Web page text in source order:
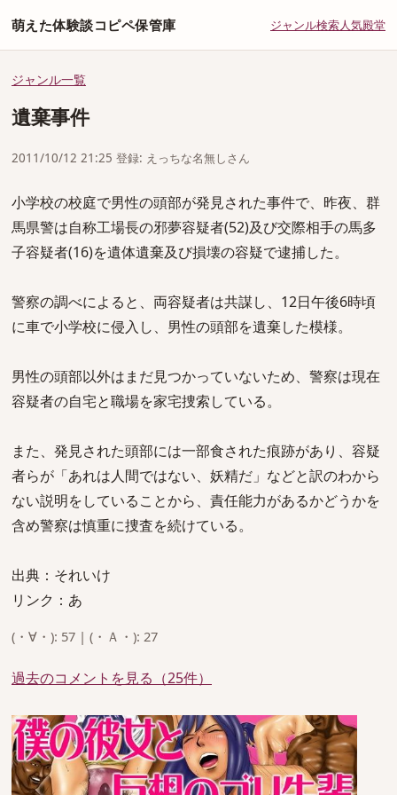
萌えた体験談コピペ保管庫 ジャンル検索人気殿堂
ジャンル一覧
遺棄事件
2011/10/12 21:25 登録: えっちな名無しさん
小学校の校庭で男性の頭部が発見された事件で、昨夜、群
馬県警は自称工場長の邪夢容疑者(52)及び交際相手の馬多
子容疑者(16)を遺体遺棄及び損壊の容疑で逮捕した。
警察の調べによると、両容疑者は共謀し、12日午後6時頃
に車で小学校に侵入し、男性の頭部を遺棄した模様。
男性の頭部以外はまだ見つかっていないため、警察は現在
容疑者の自宅と職場を家宅捜索している。
また、発見された頭部には一部食された痕跡があり、容疑
者らが「あれは人間ではない、妖精だ」などと訳のわから
ない説明をしていることから、責任能力があるかどうかを
含め警察は慎重に捜査を続けている。
出典：それいけ
リンク：あ
(・∀・): 57 | (・Ａ・): 27
過去のコメントを見る（25件）